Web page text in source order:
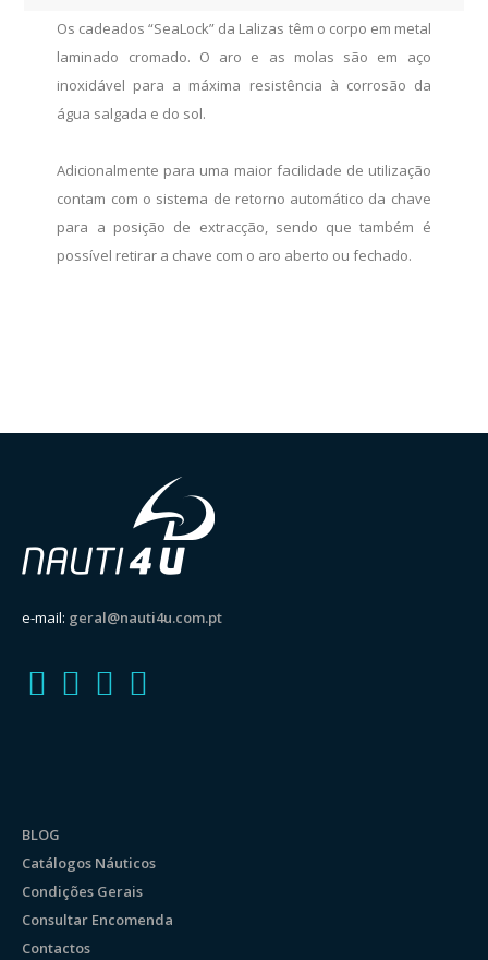
Os cadeados “SeaLock” da Lalizas têm o corpo em metal
laminado cromado. O aro e as molas são em aço
inoxidável para a máxima resistência à corrosão da
água salgada e do sol.
Adicionalmente para uma maior facilidade de utilização
contam com o sistema de retorno automático da chave
para a posição de extracção, sendo que também é
possível retirar a chave com o aro aberto ou fechado.
e-mail: geral@nauti4u.com.pt
BLOG
Catálogos Náuticos
Condições Gerais
Consultar Encomenda
Contactos